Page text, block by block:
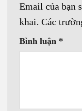
Email của bạn
khai. Các
Bình luận *